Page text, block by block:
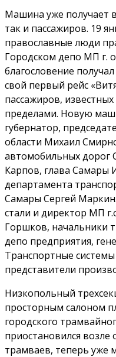
Машина уже получает
так и пассажиров. 19
православные люди
Городском депо МП г.
благословение
свой первый рейс
пассажиров,
пределами. Новую
губернатор,
области Михаил
автомобильных дорог
Карпов, глава Самары
департамента
Самары Сергей
стали и директор МП
Горшков, начальники
депо предприятия,
Транспортные
представители
Низкопольный
просторным салоном
городского
приостановился возле
трамваев, теперь уже